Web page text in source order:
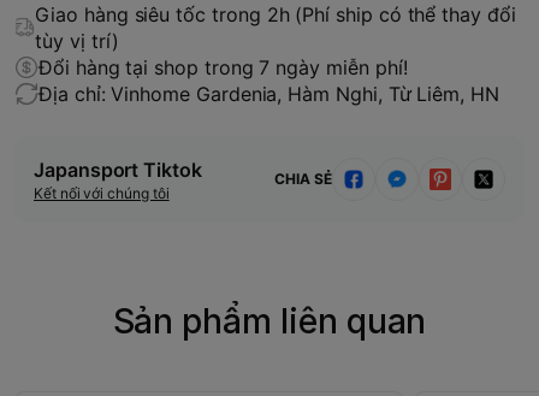
Giao hàng siêu tốc trong 2h (Phí ship có thể thay đổi
tùy vị trí)
Đổi hàng tại shop trong 7 ngày miễn phí!
Địa chỉ: Vinhome Gardenia, Hàm Nghi, Từ Liêm, HN
Japansport Tiktok
Kết nối với chúng tôi
CHIA SẺ
Sản phẩm liên quan